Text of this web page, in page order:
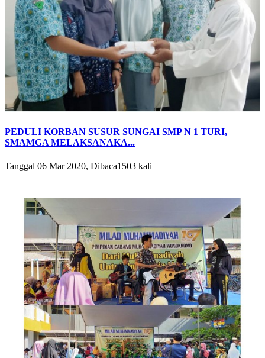
PEDULI KORBAN SUSUR SUNGAI SMP N 1 TURI,
SMAMGA MELAKSANAKA...
Tanggal 06 Mar 2020, Dibaca1503 kali